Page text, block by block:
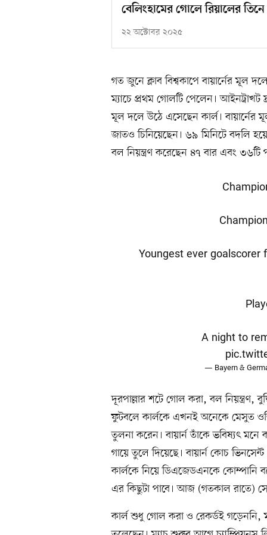
বেলিংহামের গোলে রিয়ালের
২২ অক্টোবর ২০২৫
গত জুনে ক্লাব বিশ্বকাপে বায়ার্নের মূল
ম্যাচে প্রথম গোলটি পেলেন। আইনট্রাখট
মূল দলে উঠে এসেছেন কার্ল। বায়ার্নের
জাতও চিনিয়েছেন। ৬৯ মিনিটে বদলি
বল নিয়ন্ত্রণ করেছেন ৪৭ বার এবং
Youngest ever goalscorer
A night to
— Bayern &
দূরপাল্লার শটে গোল করা, বল নিয়ন্ত্রণ,
ফুটবলে কার্লকে এখনই অনেকে মেসুত
তুলনা করেন। বায়ার্ন তাঁকে ভবিষ্যৎ
গায়ে তুলে দিয়েছে। বায়ার্ন কোচ
কার্লকে নিয়ে ডিএজেডএনকে কোম্পানি
এর কিছুটা পাবে। আজ (গতকাল রাতে)
কার্ল শুধু গোল করা ও রেকর্ডই গড়েননি,